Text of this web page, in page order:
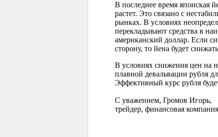
В последнее время
растет. Это связано с
рынках. В условиях
перекладывают средства в
американский доллар. Если
сторону, то йена будет
В условиях снижения цен на
плавной девальвации рубля
Эффективный курс рубля
С уважением, Громов Игорь,
трейдер, финансовая